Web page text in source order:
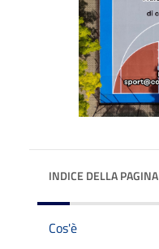
INDICE DELLA PAGINA
Cos'è